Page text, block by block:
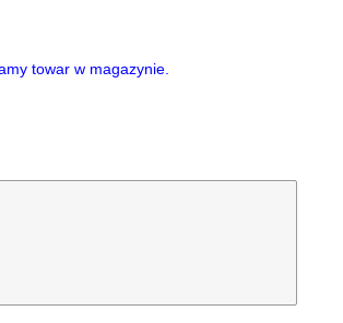
towar w magazynie.